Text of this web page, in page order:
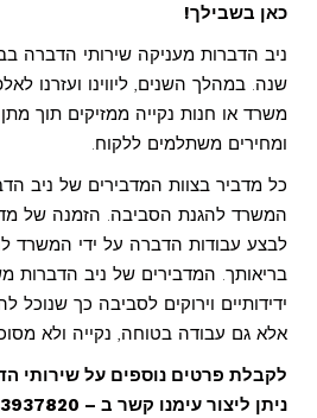
כאן בשבילך!
שנה. במהלך השנים, ליווינו ועזרנו
משרד או חנות נקייה ממזיקים תוך
ומחירים משתלמים ללקוח.
כל מדביר בצוות המדבירים של ניב
המשרד להגנת הסביבה. הזמנה של
לבצע עבודות הדברה על ידי המשרד
בריאותך. המדבירים של ניב הדברות
ידידותיים וירוקים לסביבה כך
אלא גם עבודה בטוחה, נקייה ולא
לקבלת פרטים נוספים על שירותי